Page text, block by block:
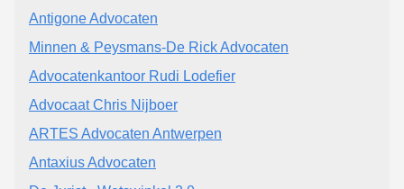
Antigone Advocaten
Minnen & Peysmans-De Rick Advocaten
Advocatenkantoor Rudi Lodefier
Advocaat Chris Nijboer
ARTES Advocaten Antwerpen
Antaxius Advocaten